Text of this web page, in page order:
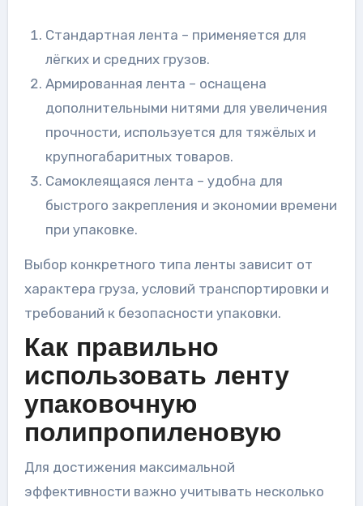
Стандартная лента – применяется для
лёгких и средних грузов.
Армированная лента – оснащена
дополнительными нитями для увеличения
прочности, используется для тяжёлых и
крупногабаритных товаров.
Самоклеящаяся лента – удобна для
быстрого закрепления и экономии времени
при упаковке.
Выбор конкретного типа ленты зависит от
характера груза, условий транспортировки и
требований к безопасности упаковки.
Как правильно
использовать ленту
упаковочную
полипропиленовую
Для достижения максимальной
эффективности важно учитывать несколько